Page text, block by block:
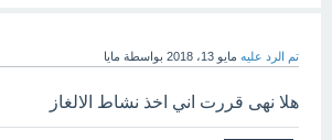
تم الرد عليه مايو 13، 2018 بواسطة مايا
هلا نهى قررت اني اخذ نشاط الالغاز